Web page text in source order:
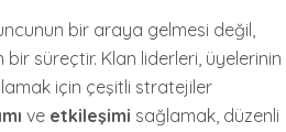
bir araya gelmesi değil,
bir süreçtir. Klan liderleri, üyelerinin
için çeşitli stratejiler
ve etkileşimi sağlamak, düzenli